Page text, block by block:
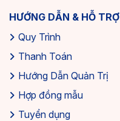
HƯỚNG DẪN & HỖ TRỢ
Quy Trình
Thanh Toán
Hướng Dẫn Quản Trị
Hợp đồng mẫu
Tuyển dụng